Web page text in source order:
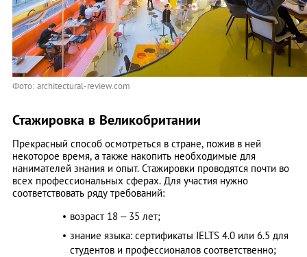
Фото: architectural-review.com
Стажировка в Великобритании
Прекрасный способ осмотреться в стране, пожив в ней
некоторое время, а также накопить необходимые для
нанимателей знания и опыт. Стажировки проводятся почти во
всех профессиональных сферах. Для участия нужно
соответствовать ряду требований:
возраст 18 – 35 лет;
знание языка: сертификаты IELTS 4.0 или 6.5 для
студентов и профессионалов соответственно;